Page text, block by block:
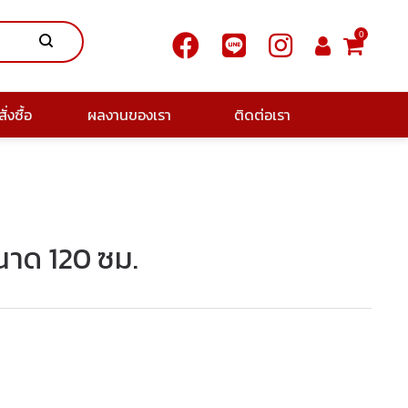
0
งซื้อ ผลงานของเรา ติดต่อเรา
ด 120 ซม.